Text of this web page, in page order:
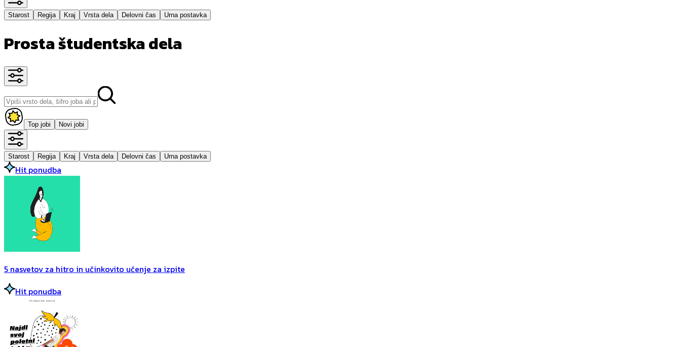
Starost Regija Kraj Vrsta dela Delovni čas Urna postavka
Prosta študentska dela
Top jobi Novi jobi
Starost Regija Kraj Vrsta dela Delovni čas Urna postavka
Hit ponudba
5 nasvetov za hitro in učinkovito učenje za izpite
Hit ponudba